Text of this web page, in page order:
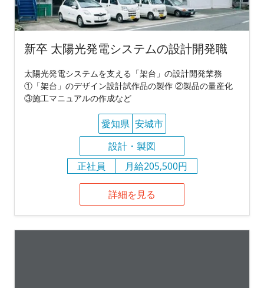
新卒 太陽光発電システムの設計開発職
太陽光発電システムを支える「架台」の設計開発業務
①「架台」のデザイン設計試作品の製作 ②製品の量産化
③施工マニュアルの作成など
愛知県 安城市
設計・製図
正社員
月給205,500円
詳細を見る